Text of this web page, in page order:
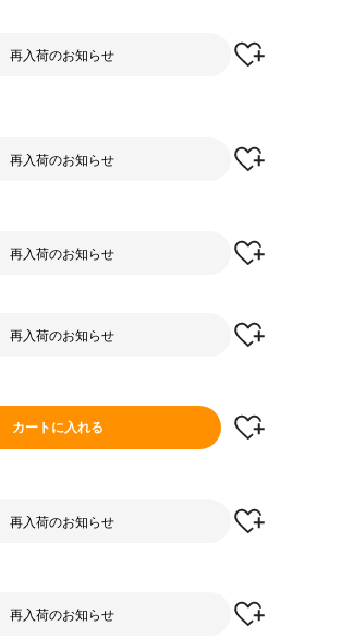
再入荷のお知らせ
再入荷のお知らせ
再入荷のお知らせ
再入荷のお知らせ
カートに入れる
再入荷のお知らせ
再入荷のお知らせ